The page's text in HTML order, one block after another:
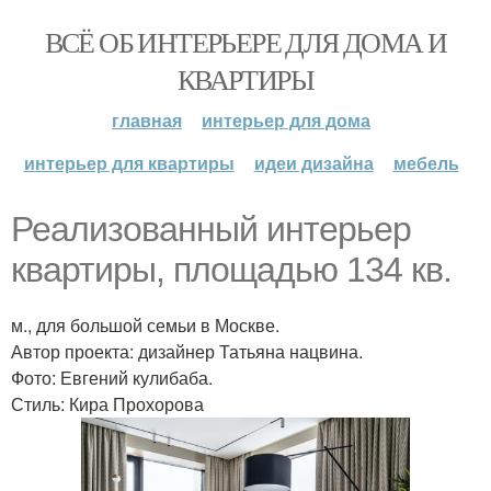
ВСЁ ОБ ИНТЕРЬЕРЕ ДЛЯ ДОМА И
КВАРТИРЫ
главная
интерьер для дома
интерьер для квартиры
идеи дизайна мебель
Реализованный интерьер
квартиры, площадью 134 кв.
м., для большой семьи в Москве.
Автор проекта: дизайнер Татьяна нацвина.
Фото: Евгений кулибаба.
Стиль: Кира Прохорова